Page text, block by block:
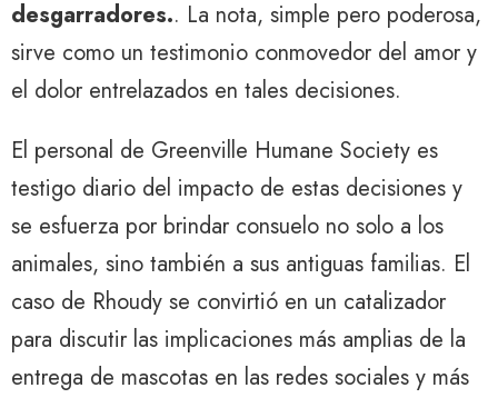
desgarradores.. La nota, simple pero poderosa,
sirve como un testimonio conmovedor del amor y
el dolor entrelazados en tales decisiones.
El personal de Greenville Humane Society es
testigo diario del impacto de estas decisiones y
se esfuerza por brindar consuelo no solo a los
animales, sino también a sus antiguas familias. El
caso de Rhoudy se convirtió en un catalizador
para discutir las implicaciones más amplias de la
entrega de mascotas en las redes sociales y más